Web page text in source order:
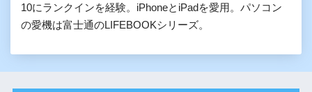
10にランクインを経験。iPhoneとiPadを愛用。パソコン
の愛機は富士通のLIFEBOOKシリーズ。